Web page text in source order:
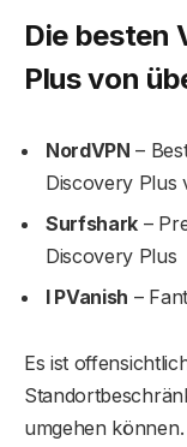
Die besten
Plus von
NordVPN –
Discovery Plus
Surfshark –
Discovery Plus
I PVanish –
Es ist
umgehen